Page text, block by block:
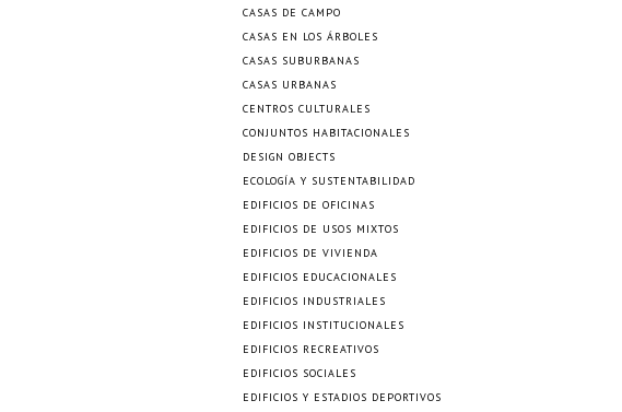
CASAS DE CAMPO
CASAS EN LOS ÁRBOLES
CASAS SUBURBANAS
CASAS URBANAS
CENTROS CULTURALES
CONJUNTOS HABITACIONALES
DESIGN OBJECTS
ECOLOGÍA Y SUSTENTABILIDAD
EDIFICIOS DE OFICINAS
EDIFICIOS DE USOS MIXTOS
EDIFICIOS DE VIVIENDA
EDIFICIOS EDUCACIONALES
EDIFICIOS INDUSTRIALES
EDIFICIOS INSTITUCIONALES
EDIFICIOS RECREATIVOS
EDIFICIOS SOCIALES
EDIFICIOS Y ESTADIOS DEPORTIVOS